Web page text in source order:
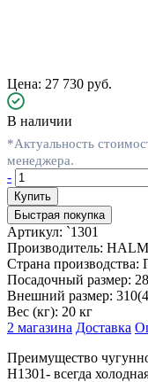
Цена: 27 730 руб.
В наличии
*Актуальность
менеджера.
-
Быстрая покупка
Артикул: `1301
Производитель:
Страна производства:
Посадочный размер:
Внешний размер:
Вес (кг): 20 кг
2 магазина Доставка
Преимущество
H1301- всегда